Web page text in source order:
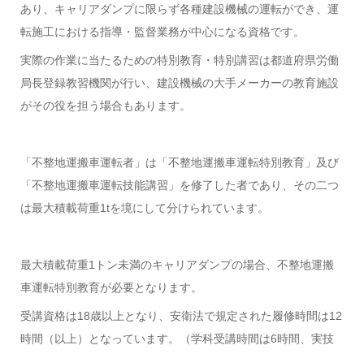
あり、キャリアダンプに限らず各種建設機械の運転ができ、運
転施工における指導・監督業務が中心になる資格です。
実際の作業に当たるための特別教育・特別講習は都道府県労働
局長登録教習機関が行い、建設機械の大手メーカーの教育施設
がその役を担う場合もあります。
「不整地運搬車運転者」は「不整地運搬車運転特別教育」及び
「不整地運搬車運転技能講習」を修了した者であり、その二つ
は最大積載荷重1tを境にして分けられています。
最大積載荷重1トン未満のキャリアダンプの場合、不整地運搬
車運転特別教育が必要となります。
受講資格は18歳以上となり、安衛法で規定された履修時間は12
時間（以上）となっています。（学科受講時間は6時間、実技